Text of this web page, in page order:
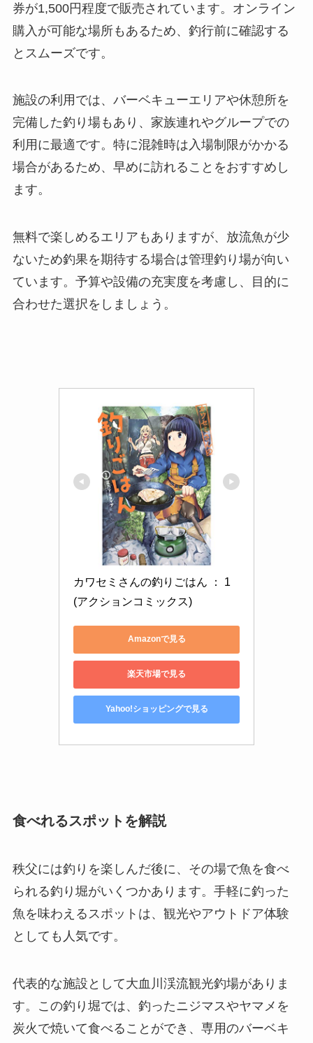
券が1,500円程度で販売されています。オンライン
購入が可能な場所もあるため、釣行前に確認する
とスムーズです。
施設の利用では、バーベキューエリアや休憩所を
完備した釣り場もあり、家族連れやグループでの
利用に最適です。特に混雑時は入場制限がかかる
場合があるため、早めに訪れることをおすすめし
ます。
無料で楽しめるエリアもありますが、放流魚が少
ないため釣果を期待する場合は管理釣り場が向い
ています。予算や設備の充実度を考慮し、目的に
合わせた選択をしましょう。
カワセミさんの釣りごはん ： 1
(アクションコミックス)
Amazonで見る
楽天市場で見る
Yahoo!ショッピングで見る
食べれるスポットを解説
秩父には釣りを楽しんだ後に、その場で魚を食べ
られる釣り堀がいくつかあります。手軽に釣った
魚を味わえるスポットは、観光やアウトドア体験
としても人気です。
代表的な施設として大血川渓流観光釣場がありま
す。この釣り堀では、釣ったニジマスやヤマメを
炭火で焼いて食べることができ、専用のバーベキ